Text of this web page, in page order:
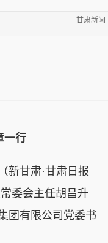
甘肃新闻
一行
（新甘肃·甘肃日报
委会主任胡昌升
团有限公司党委书